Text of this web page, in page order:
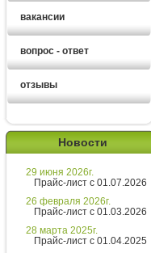
вакансии
вопрос - ответ
отзывы
Новости
29 июня 2026г.
Прайс-лист с 01.07.2026
26 февраля 2026г.
Прайс-лист с 01.03.2026
28 марта 2025г.
Прайс-лист с 01.04.2025
Ирина
Здравствуйте!
Хотите получить
стоимости за 5
Напишите мне и я
подробно!